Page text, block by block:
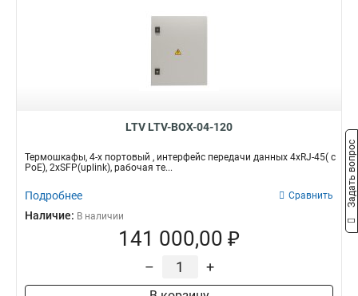
LTV LTV-BOX-04-120
Термошкафы, 4-х портовый , интерфейс передачи данных 4xRJ-45( c
PoE), 2xSFP(uplink), рабочая те...
Подробнее Сравнить
Наличие: В наличии
141 000,00 ₽
– +
Задать вопрос